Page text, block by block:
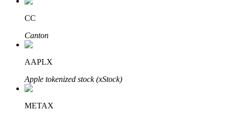
Apprenez le Staking
Découvrez comment gagner un revenu passif
CC
Canton
AAPLX
Apple tokenized stock (xStock)
METAX